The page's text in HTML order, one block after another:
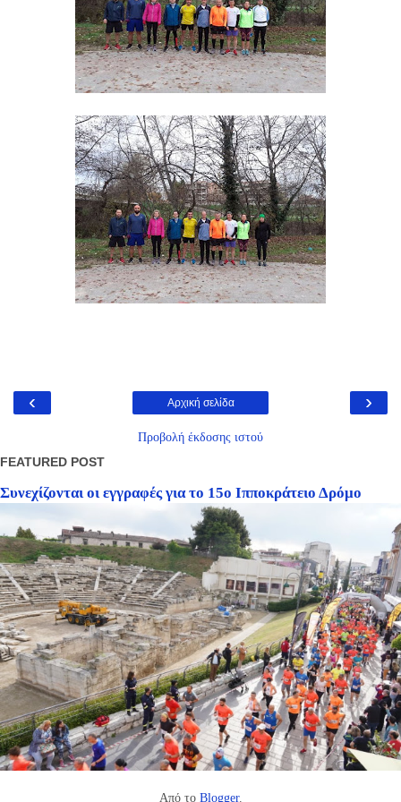
‹ ›
Αρχική σελίδα
Προβολή έκδοσης ιστού
FEATURED POST
Συνεχίζονται οι εγγραφές για το 15ο Ιπποκράτειο Δρόμο
Από το Blogger.